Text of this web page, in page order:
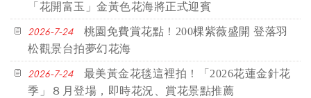
「花開富玉」金黃色花海將正式迎賓
2026-7-24
桃園免費賞花點！200棵紫薇盛開 登落羽
松觀景台拍夢幻花海
2026-7-24
最美黃金花毯這裡拍！「2026花蓮金針花
季」８月登場，即時花況、賞花景點推薦